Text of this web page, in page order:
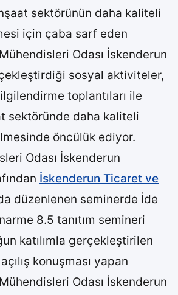
sektörünün daha kaliteli
için çaba sarf eden
Odası İskenderun
sosyal aktiviteler,
toplantıları ile
sektöründe daha kaliteli
öncülük ediyor.
Odası İskenderun
İskenderun Ticaret ve
düzenlenen seminerde İde
8.5 tanıtım semineri
katılımla gerçekleştirilen
konuşması yapan
Odası İskenderun